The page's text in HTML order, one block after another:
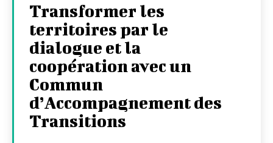
Transformer les
territoires par le
dialogue et la
coopération avec un
Commun
d’Accompagnement des
Transitions